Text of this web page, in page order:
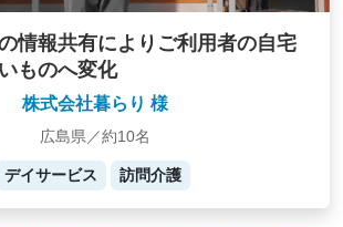
情報共有によりご利用者の自宅
ものへ変化
株式会社暮らり 様
広島県／約10名
デイサービス 訪問介護